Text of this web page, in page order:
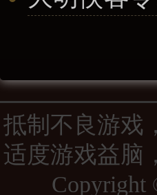
抵制不良游戏
适度游戏益脑
Copyright